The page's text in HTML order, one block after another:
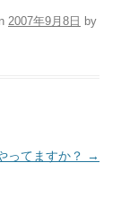
2007年9月8日 by
ってますか？ →